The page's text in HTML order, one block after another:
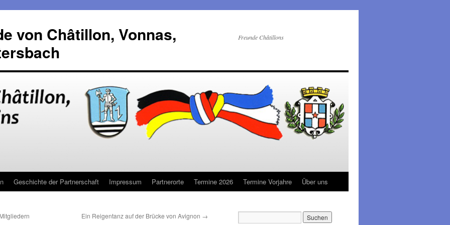
von Châtillon, Vonnas,
Freunde Châtillons
Geschichte der Partnerschaft Impressum Partnerorte Termine 2026 Termine Vorjahre Über uns
Ein Reigentanz auf der Brücke von Avignon →